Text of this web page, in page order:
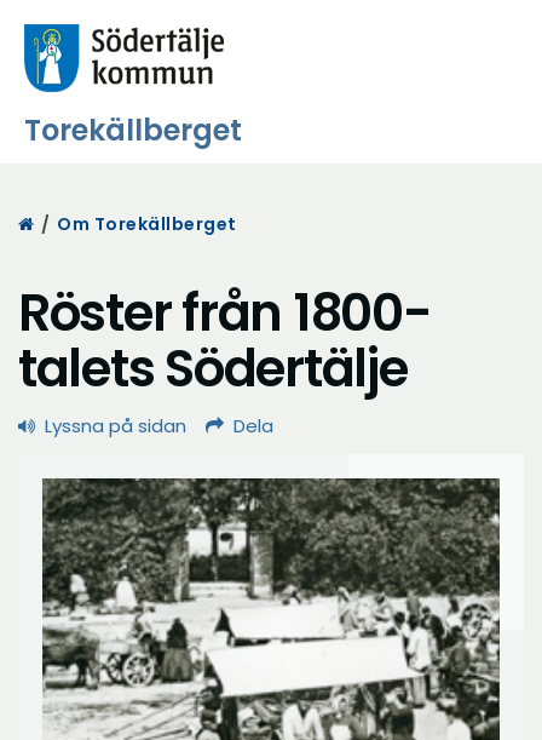
Torekällberget
Start
/ Om Torekällberget
Röster från 1800-
talets Södertälje
Lyssna på sidan Dela